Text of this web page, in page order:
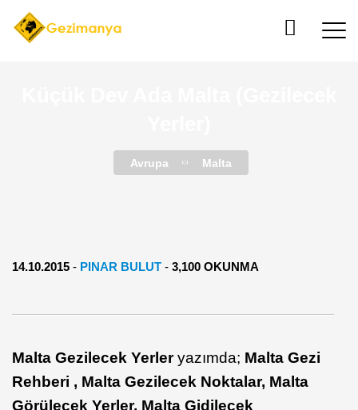
Avrupa Malta
14.10.2015 - PINAR BULUT - 3,100 OKUNMA
Malta Gezilecek Yerleryazımda; Malta Gezi
Rehberi , Malta Gezilecek Noktalar, Malta
Görülecek Yerler, Malta Gidilecek